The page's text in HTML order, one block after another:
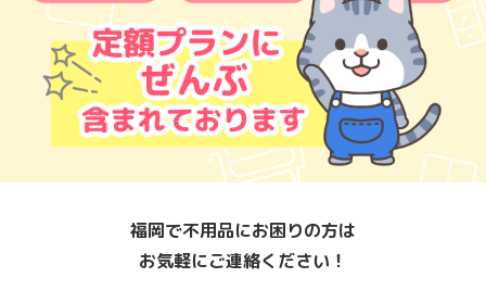
福岡で不用品にお困りの方は
お気軽にご連絡ください！